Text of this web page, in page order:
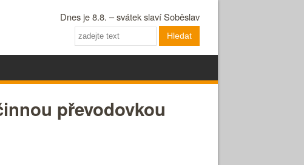
Dnes je 8.8. – svátek slaví Soběslav
Hledat
převodovkou